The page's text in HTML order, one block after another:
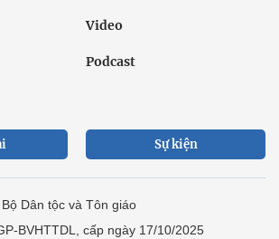
Video
Podcast
Sự kiện
Dân tộc và Tôn giáo
BVHTTDL, cấp ngày 17/10/2025